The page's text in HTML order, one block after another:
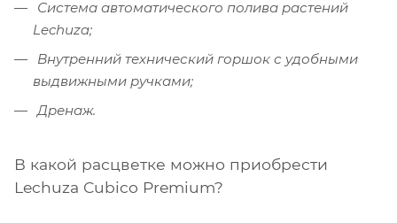
Система автоматического полива растений
Lechuza;
Внутренний технический горшок с удобными
выдвижными ручками;
Дренаж.
В какой расцветке можно приобрести
Lechuza Cubico Premium?